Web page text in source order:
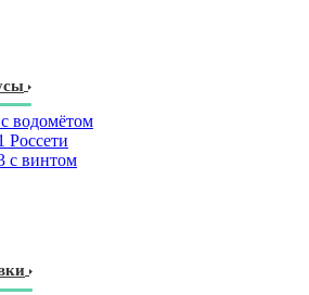
водомётом
с винтом